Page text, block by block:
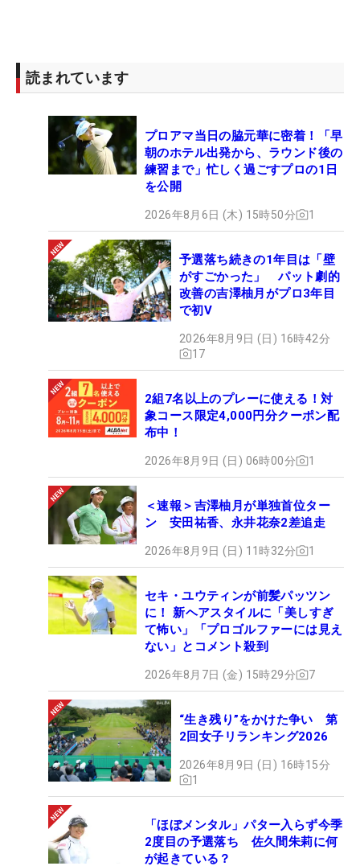
読まれています
プロアマ当日の脇元華に密着！「早
朝のホテル出発から、ラウンド後の
練習まで」忙しく過ごすプロの1日
を公開
2026年8月6日 (木) 15時50分 1
予選落ち続きの1年目は「壁
がすごかった」 パット劇的
改善の吉澤柚月がプロ3年目
で初V
2026年8月9日 (日) 16時42分
17
2組7名以上のプレーに使える！対
象コース限定4,000円分クーポン配
布中！
2026年8月9日 (日) 06時00分 1
＜速報＞吉澤柚月が単独首位ター
ン 安田祐香、永井花奈2差追走
2026年8月9日 (日) 11時32分 1
セキ・ユウティンが前髪パッツン
に！ 新ヘアスタイルに「美しすぎ
て怖い」「プロゴルファーには見え
ない」とコメント殺到
2026年8月7日 (金) 15時29分 7
“生き残り”をかけた争い 第
2回女子リランキング2026
2026年8月9日 (日) 16時15分
1
「ほぼメンタル」パター入らず今季
2度目の予選落ち 佐久間朱莉に何
が起きている？